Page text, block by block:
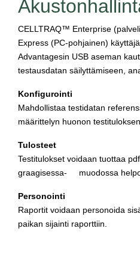
CELLTRAQ™ Enterprise
Express (PC-pohjainen)
Advantagesin USB aseman
testausdatan säilyttämiseen,
Konfigurointi
Mahdollistaa testidatan
määrittelyn huonon
Tulosteet
Testitulokset voidaan tuottaa
graagisessa- muodossa
Personointi
Raportit voidaan personoida
paikan sijainti raporttiin.